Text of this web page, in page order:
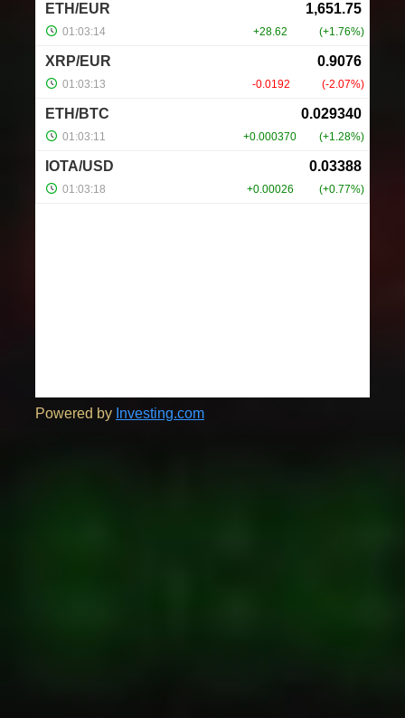
Powered by Investing.com